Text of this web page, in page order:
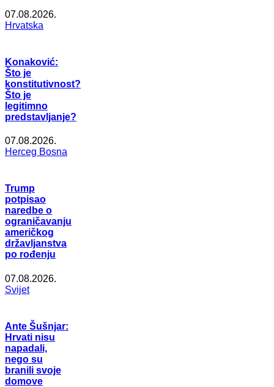
07.08.2026.
Hrvatska
Konaković:
Što je
konstitutivnost?
Što je
legitimno
predstavljanje?
07.08.2026.
Herceg Bosna
Trump
potpisao
naredbe o
ograničavanju
američkog
državljanstva
po rođenju
07.08.2026.
Svijet
Ante Šušnjar:
Hrvati nisu
napadali,
nego su
branili svoje
domove